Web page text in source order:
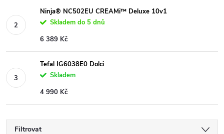
Ninja® NC502EU CREAMi™ Deluxe 10v1
Skladem do 5 dnů
6 389 Kč
Tefal IG6038E0 Dolci
Skladem
4 990 Kč
Filtrovat